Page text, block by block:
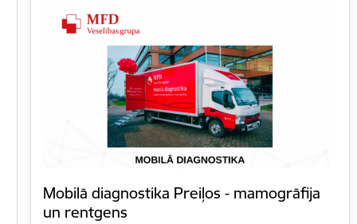
Mobilā diagnostika Preiļos - mamogrāfija
un rentgens